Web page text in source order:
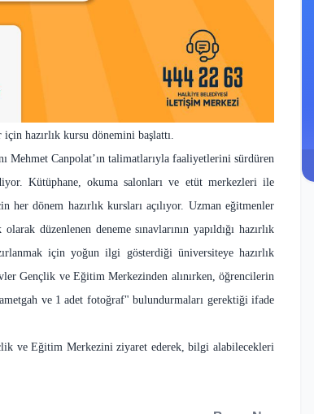
hazırlık kursu dönemini başlattı.
Mehmet Canpolat’ın talimatlarıyla faaliyetlerini sürdüren
Kütüphane, okuma salonları ve etüt merkezleri ile
dönem hazırlık kursları açılıyor. Uzman eğitmenler
düzenlenen deneme sınavlarının yapıldığı hazırlık
için yoğun ilgi gösterdiği üniversiteye hazırlık
Gençlik ve Eğitim Merkezinden alınırken, öğrencilerin
ve 1 adet fotoğraf" bulundurmaları gerektiği ifade
ve Eğitim Merkezini ziyaret ederek, bilgi alabilecekleri